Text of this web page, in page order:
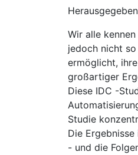
Wir alle
jedoch nicht
ermöglicht,
großartiger
Diese IDC -
Studie
Die
- und die